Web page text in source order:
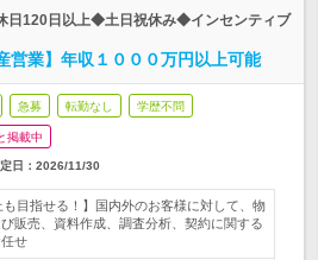
日120日以上◆土日祝休み◆インセンティブ
営業】年収１０００万円以上可能
急募 転勤なし 学歴不問
掲載中
日： 2026/11/30
も目指せる！】国内外のお客様に対して、物
販売、資料作成、調査分析、契約に関する
せ